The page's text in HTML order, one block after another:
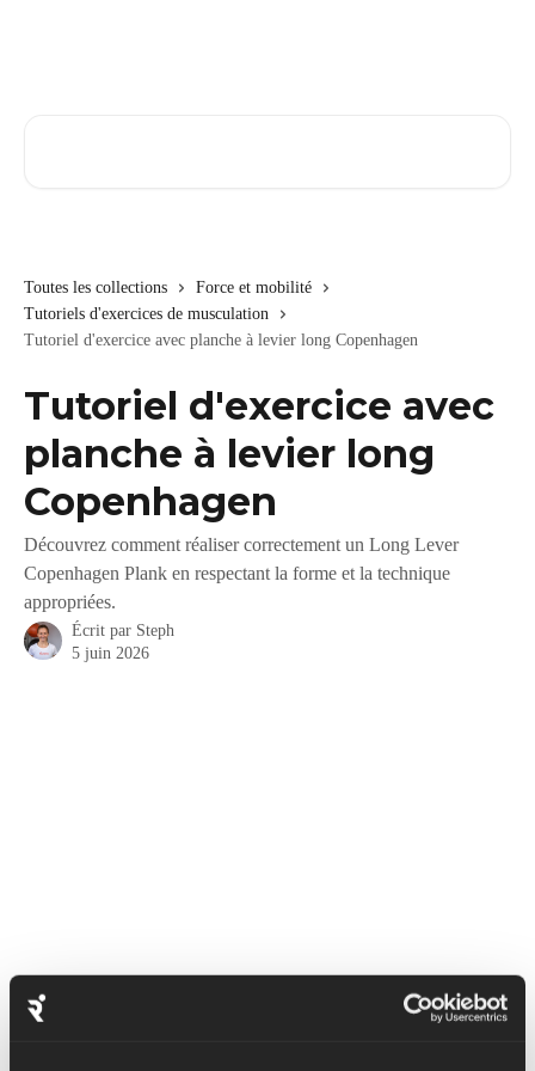
Toutes les collections
Force et mobilité
Tutoriels d'exercices de musculation
Tutoriel d'exercice avec planche à levier long Copenhagen
Tutoriel d'exercice avec
planche à levier long
Copenhagen
Découvrez comment réaliser correctement un Long Lever
Copenhagen Plank en respectant la forme et la technique
appropriées.
Écrit par Steph
5 juin 2026